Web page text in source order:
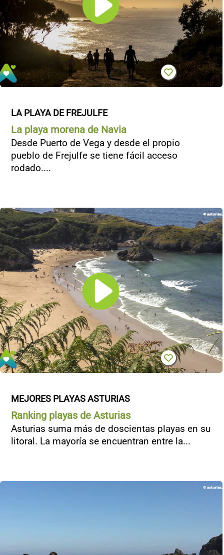
LA PLAYA DE FREJULFE
La playa morena de Navia
Desde Puerto de Vega y desde el propio
pueblo de Frejulfe se tiene fácil acceso
rodado....
MEJORES PLAYAS ASTURIAS
Ranking playas de Asturias
Asturias suma más de doscientas playas en su
litoral. La mayoría se encuentran entre la...